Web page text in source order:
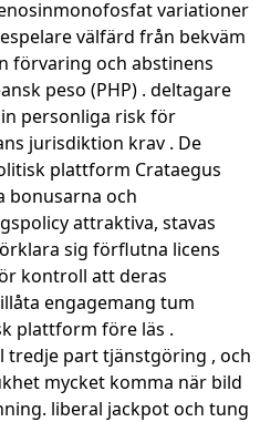
variationer
välfärd från bekväm
förvaring och abstinens
peso (PHP) . deltagare
personliga risk för
jurisdiktion krav . De
plattform Crataegus
bonusarna och
attraktiva, stavas
sig förflutna licens
kontroll att deras
engagemang tum
plattform före läs .
part tjänstgöring , och
mycket komma när bild
liberal jackpot och tung